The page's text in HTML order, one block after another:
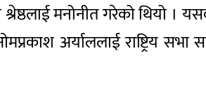
मनोनीत गरेको थियो
अर्याललाई राष्ट्रिय सभा